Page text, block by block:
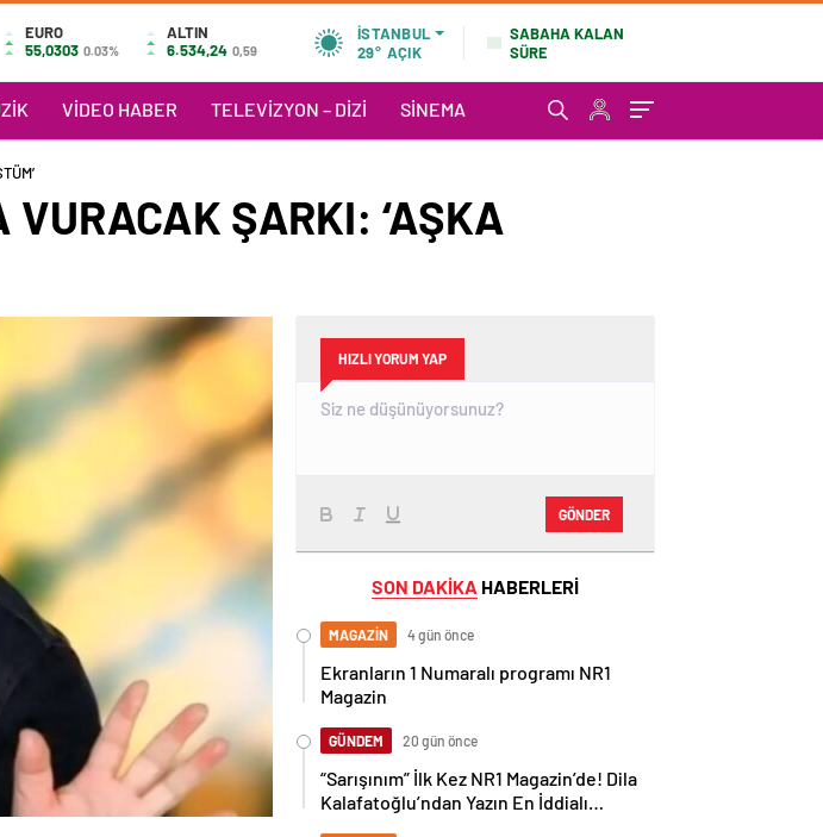
EURO
55,0303 0.03%
ALTIN
6.534,24 0,59
İSTANBUL
29° AÇIK
SABAHA KALAN
SÜRE
VIDEO HABER TELEVIZYON – DIZI SINEMA
VURACAK ŞARKI: ‘AŞKA
HIZLI YORUM YAP
GÖNDER
SON DAKİKA HABERLERİ
MAGAZİN 4 gün önce
Ekranların 1 Numaralı programı NR1
Magazin
GÜNDEM 20 gün önce
“Sarışınım” İlk Kez NR1 Magazin’de! Dila
Kalafatoğlu’ndan Yazın En İddialı